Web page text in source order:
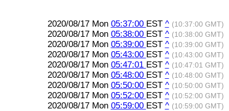
2020/08/17 Mon 05:37:00 EST ^ (10:37:00 GMT)
2020/08/17 Mon 05:38:00 EST ^ (10:38:00 GMT)
2020/08/17 Mon 05:39:00 EST ^ (10:39:00 GMT)
2020/08/17 Mon 05:43:00 EST ^ (10:43:00 GMT)
2020/08/17 Mon 05:47:01 EST ^ (10:47:01 GMT)
2020/08/17 Mon 05:48:00 EST ^ (10:48:00 GMT)
2020/08/17 Mon 05:50:00 EST ^ (10:50:00 GMT)
2020/08/17 Mon 05:52:00 EST ^ (10:52:00 GMT)
2020/08/17 Mon 05:59:00 EST ^ (10:59:00 GMT)